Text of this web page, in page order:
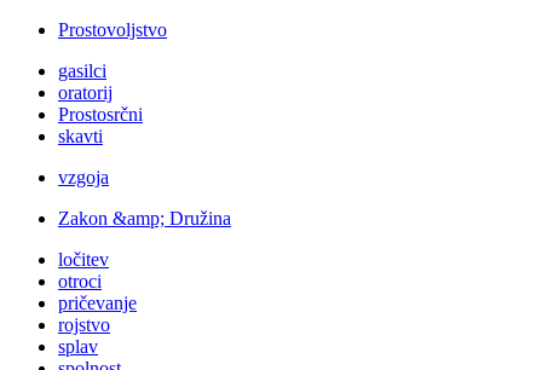
Prostovoljstvo
gasilci
oratorij
Prostosrčni
skavti
vzgoja
Zakon &amp; Družina
ločitev
otroci
pričevanje
rojstvo
splav